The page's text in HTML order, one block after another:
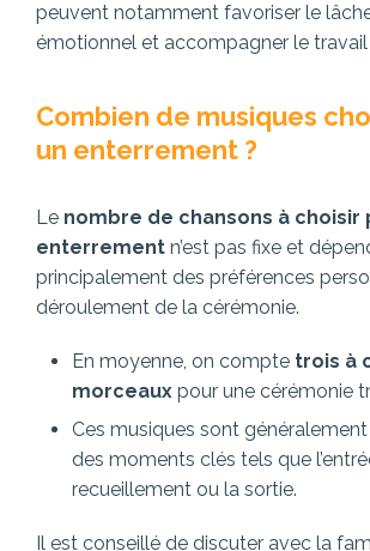
peuvent notamment favoriser le
émotionnel et accompagner le travail
Combien de musiques
un enterrement ?
Le nombre de chansons à choisir
enterrement n’est pas fixe et
principalement des préférences
déroulement de la cérémonie.
En moyenne, on compte trois à
morceaux pour une cérémonie
Ces musiques sont
des moments clés tels que
recueillement ou la sortie.
Il est conseillé de discuter avec la